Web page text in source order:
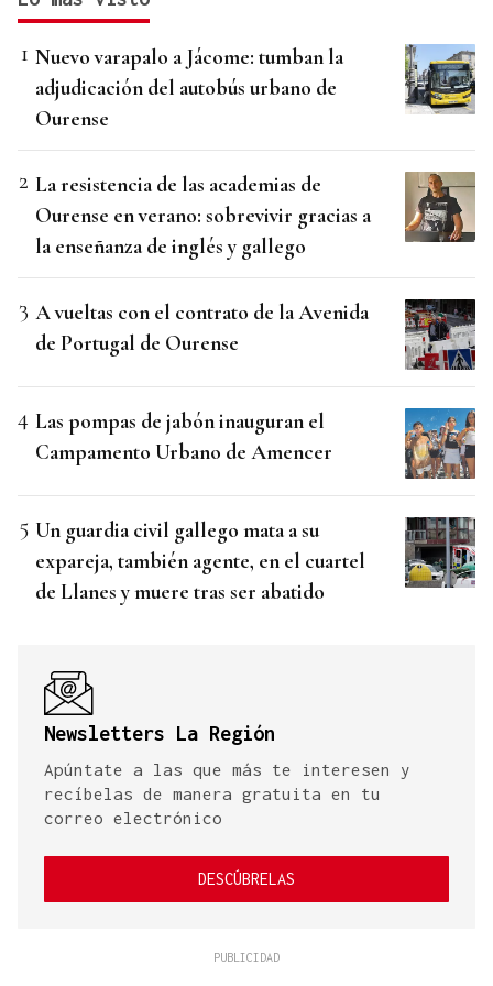
Nuevo varapalo a Jácome: tumban la
adjudicación del autobús urbano de
Ourense
La resistencia de las academias de
Ourense en verano: sobrevivir gracias a
la enseñanza de inglés y gallego
A vueltas con el contrato de la Avenida
de Portugal de Ourense
Las pompas de jabón inauguran el
Campamento Urbano de Amencer
Un guardia civil gallego mata a su
expareja, también agente, en el cuartel
de Llanes y muere tras ser abatido
Newsletters La Región
Apúntate a las que más te interesen y
recíbelas de manera gratuita en tu
correo electrónico
DESCÚBRELAS